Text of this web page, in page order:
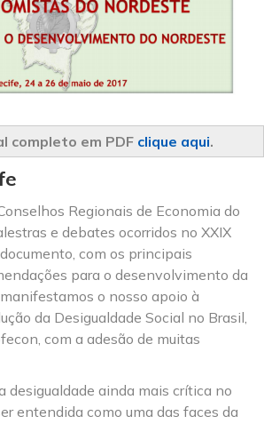
completo em PDF clique aqui.
Regionais de Economia do
e debates ocorridos no XXIX
com os principais
para o desenvolvimento da
o nosso apoio à
da Desigualdade Social no Brasil,
com a adesão de muitas
desigualdade ainda mais crítica no
entendida como uma das faces da